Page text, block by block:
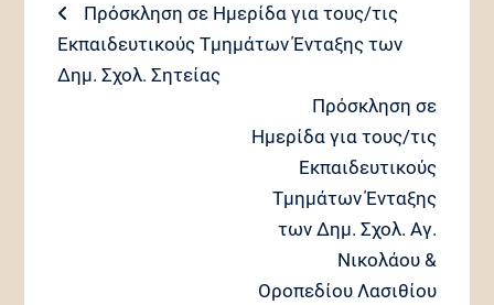
Πλοήγηση
άρθρων
Previous
post:
Πρόσκληση σε Ημερίδα για τους/τις
Εκπαιδευτικούς Τμημάτων Ένταξης των
Δημ. Σχολ. Σητείας
Next
post:
Πρόσκληση σε
Ημερίδα για τους/τις
Εκπαιδευτικούς
Τμημάτων Ένταξης
των Δημ. Σχολ. Αγ.
Νικολάου &
Οροπεδίου Λασιθίου